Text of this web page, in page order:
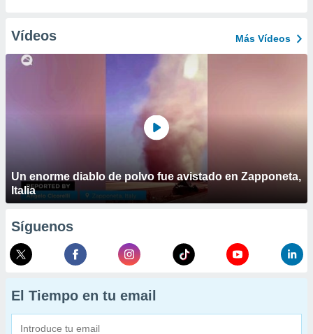
Vídeos Más Vídeos
Un enorme diablo de polvo fue avistado en Zapponeta,
Italia
Síguenos
El Tiempo en tu email